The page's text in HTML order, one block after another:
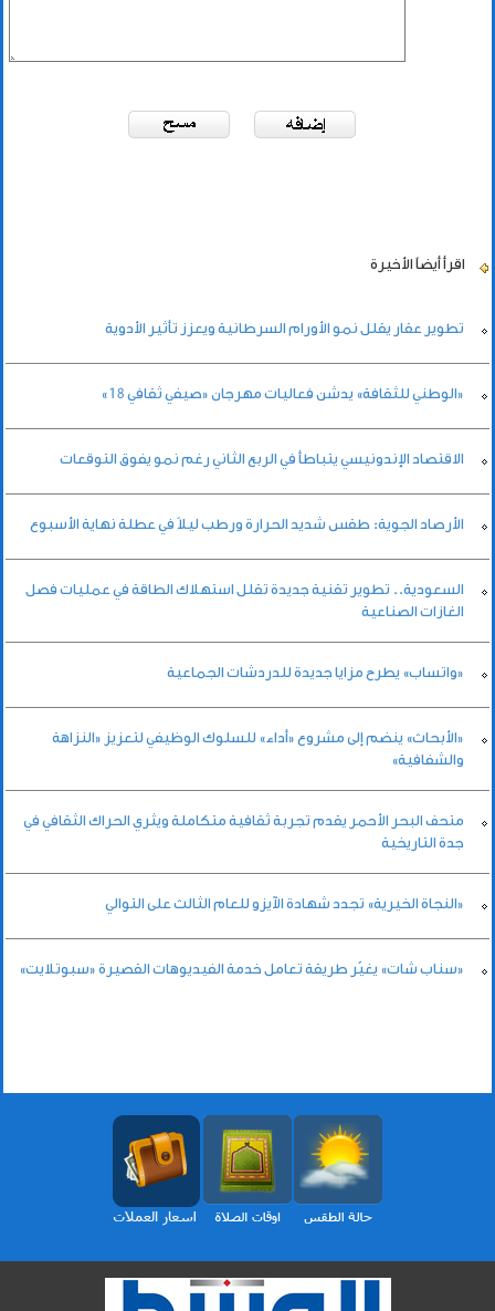
اقرأ أيضاً الأخيرة
تطوير عقار يقلل نمو الأورام السرطانية ويعزز تأثير الأدوية
«الوطني للثقافة» يدشن فعاليات مهرجان «صيفي ثقافي 18»
الاقتصاد الإندونيسي يتباطأ في الربع الثاني رغم نمو يفوق التوقعات
الأرصاد الجوية: طقس شديد الحرارة ورطب ليلاً في عطلة نهاية الأسبوع
السعودية.. تطوير تقنية جديدة تقلل استهلاك الطاقة في عمليات فصل
الغازات الصناعية
«واتساب» يطرح مزايا جديدة للدردشات الجماعية
«الأبحاث» ينضم إلى مشروع «أداء» للسلوك الوظيفي لتعزيز «النزاهة
والشفافية»
متحف البحر الأحمر يقدم تجربة ثقافية متكاملة ويثري الحراك الثقافي في
جدة التاريخية
«النجاة الخيرية» تجدد شهادة الآيزو للعام الثالث على التوالي
«سناب شات» يغيّر طريقة تعامل خدمة الفيديوهات القصيرة «سبوتلايت»